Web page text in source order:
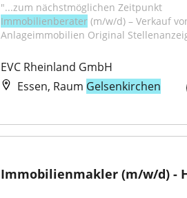
"...zum nächstmöglichen Zeitpunkt
Immobilienberater (m/w/d) – Verkauf
Anlageimmobilien Original
EVC Rheinland GmbH
Essen, Raum Gelsenkirchen
Immobilienmakler (m/w/d) -